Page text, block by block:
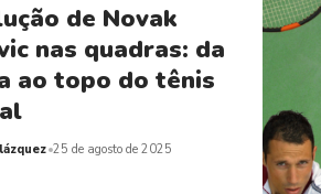
de Novak
nas quadras: da
ao topo do tênis
25 de agosto de 2025